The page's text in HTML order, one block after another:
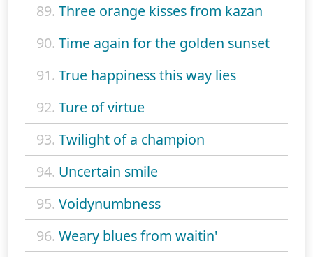
89. Three orange kisses from kazan
90. Time again for the golden sunset
91. True happiness this way lies
92. Ture of virtue
93. Twilight of a champion
94. Uncertain smile
95. Voidynumbness
96. Weary blues from waitin'